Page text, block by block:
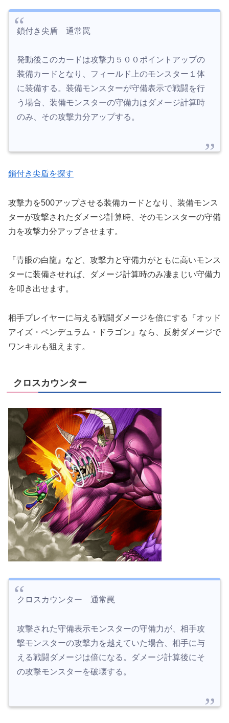
鎖付き尖盾 通常罠
発動後このカードは攻撃力５００ポイントアップの
装備カードとなり、フィールド上のモンスター１体
に装備する。装備モンスターが守備表示で戦闘を行
う場合、装備モンスターの守備力はダメージ計算時
のみ、その攻撃力分アップする。
鎖付き尖盾を探す
攻撃力を500アップさせる装備カードとなり、装備モンス
ターが攻撃されたダメージ計算時、そのモンスターの守備
力を攻撃力分アップさせます。
『青眼の白龍』など、攻撃力と守備力がともに高いモンス
ターに装備させれば、ダメージ計算時のみ凄まじい守備力
を叩き出せます。
相手プレイヤーに与える戦闘ダメージを倍にする『オッド
アイズ・ペンデュラム・ドラゴン』なら、反射ダメージで
ワンキルも狙えます。
クロスカウンター
クロスカウンター 通常罠
攻撃された守備表示モンスターの守備力が、相手攻
撃モンスターの攻撃力を越えていた場合、相手に与
える戦闘ダメージは倍になる。ダメージ計算後にそ
の攻撃モンスターを破壊する。